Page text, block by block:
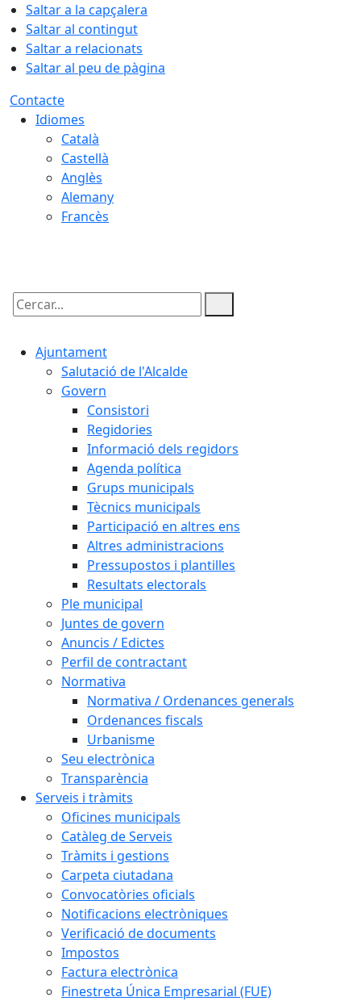
Saltar a la capçalera
Saltar al contingut
Saltar a relacionats
Saltar al peu de pàgina
Contacte
Idiomes
Català
Castellà
Anglès
Alemany
Francès
Cercar:
Ajuntament
Salutació de l'Alcalde
Govern
Consistori
Regidories
Informació dels regidors
Agenda política
Grups municipals
Tècnics municipals
Participació en altres ens
Altres administracions
Pressupostos i plantilles
Resultats electorals
Ple municipal
Juntes de govern
Anuncis / Edictes
Perfil de contractant
Normativa
Normativa / Ordenances generals
Ordenances fiscals
Urbanisme
Seu electrònica
Transparència
Serveis i tràmits
Oficines municipals
Catàleg de Serveis
Tràmits i gestions
Carpeta ciutadana
Convocatòries oficials
Notificacions electròniques
Verificació de documents
Impostos
Factura electrònica
Finestreta Única Empresarial (FUE)